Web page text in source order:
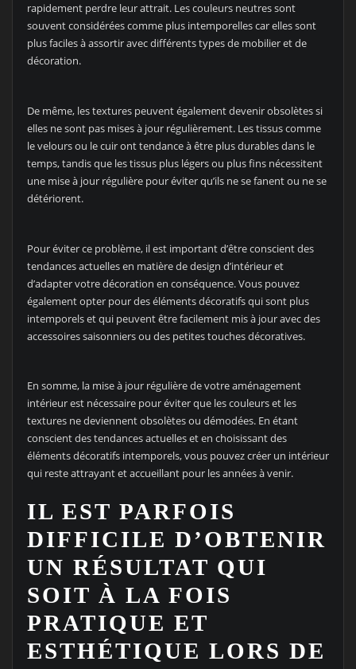
rapidement perdre leur attrait. Les couleurs neutres sont
souvent considérées comme plus intemporelles car elles sont
plus faciles à assortir avec différents types de mobilier et de
décoration.
De même, les textures peuvent également devenir obsolètes si
elles ne sont pas mises à jour régulièrement. Les tissus comme
le velours ou le cuir ont tendance à être plus durables dans le
temps, tandis que les tissus plus légers ou plus fins nécessitent
une mise à jour régulière pour éviter qu’ils ne se fanent ou ne se
détériorent.
Pour éviter ce problème, il est important d’être conscient des
tendances actuelles en matière de design d’intérieur et
d’adapter votre décoration en conséquence. Vous pouvez
également opter pour des éléments décoratifs qui sont plus
intemporels et qui peuvent être facilement mis à jour avec des
accessoires saisonniers ou des petites touches décoratives.
En somme, la mise à jour régulière de votre aménagement
intérieur est nécessaire pour éviter que les couleurs et les
textures ne deviennent obsolètes ou démodées. En étant
conscient des tendances actuelles et en choisissant des
éléments décoratifs intemporels, vous pouvez créer un intérieur
qui reste attrayant et accueillant pour les années à venir.
IL EST PARFOIS
DIFFICILE D’OBTENIR
UN RÉSULTAT QUI
SOIT À LA FOIS
PRATIQUE ET
ESTHÉTIQUE LORS DE